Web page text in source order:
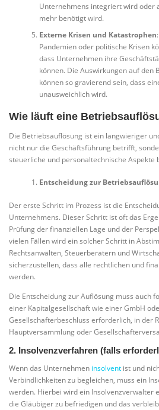
Unternehmens integriert wird oder
mehr benötigt wird.
Externe Krisen und Katastrophen
Pandemien oder politische Krisen
dass Unternehmen ihre
können. Die Auswirkungen auf den
können so gravierend sein, dass
unausweichlich wird.
Wie läuft eine
Die Betriebsauflösung ist ein langwieriger
nicht nur die Geschäftsführung betrifft,
steuerliche und personaltechnische Aspekte
Entscheidung zur
Der erste Schritt im Prozess ist die
Unternehmens. Dieser Schritt ist oft das
Prüfung der finanziellen Lage und der
vielen Fällen wird ein solcher Schritt in
Rechtsanwälten, Steuerberatern und
sicherzustellen, dass alle rechtlichen und
werden.
Die Entscheidung zur Auflösung muss auch
einer Kapitalgesellschaft wie einer GmbH
Gesellschafterbeschluss erforderlich, in der
Hauptversammlung oder
2. Insolvenzverfahren (falls
Wenn das Unternehmen insolvent ist und
Verbindlichkeiten zu begleichen, muss ein
werden. Hierbei wird ein Insolvenzverwalter
die Gläubiger zu befriedigen und das